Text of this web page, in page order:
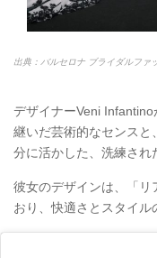
出典：バルセロナ ブライダルファ
デザイナーVeni
継いだ芸術的なセンス
分に活かした、洗練され
彼女のデザインは、「リ
おり、快適さとスタイル